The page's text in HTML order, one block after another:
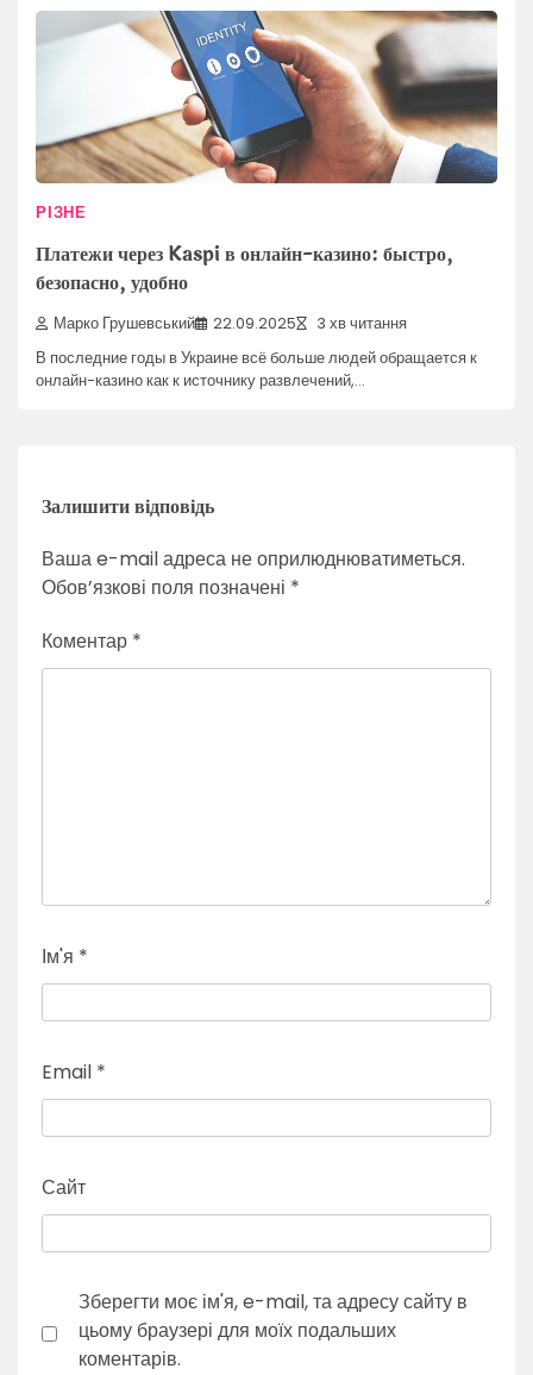
РІЗНЕ
Платежи через Kaspi в онлайн-казино: быстро,
безопасно, удобно
Марко Грушевський 22.09.2025 3 хв читання
В последние годы в Украине всё больше людей обращается к
онлайн-казино как к источнику развлечений,…
Залишити відповідь
Ваша e-mail адреса не оприлюднюватиметься.
Обов’язкові поля позначені *
Коментар *
Ім'я *
Email *
Сайт
Зберегти моє ім'я, e-mail, та адресу сайту в
цьому браузері для моїх подальших
коментарів.